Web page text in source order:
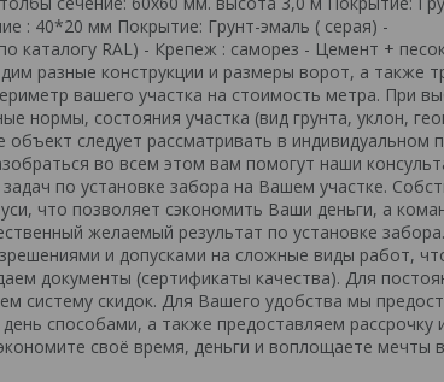
: 40*20 мм Покрытие: Грунт-эмаль ( серая) -
каталогу RAL) - Крепеж : саморез - Цемент +
разные конструкции и размеры ворот, а также
вашего участка на стоимость метра. При
нормы, состояния участка (вид грунта, уклон,
следует рассматривать в индивидуальном
во всем этом вам помогут наши
по установке забора на Вашем участке.
что позволяет сэкономить Ваши деньги, а
желаемый результат по установке
и допусками на сложные виды работ,
документы (сертификаты качества). Для
систему скидок. Для Вашего удобства мы
способами, а также предоставляем рассрочку
своё время, деньги и воплощаете мечты